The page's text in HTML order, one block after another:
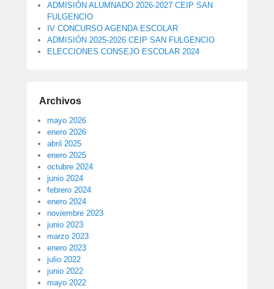
ADMISIÓN ALUMNADO 2026-2027 CEIP SAN
FULGENCIO
IV CONCURSO AGENDA ESCOLAR
ADMISIÓN 2025-2026 CEIP SAN FULGENCIO
ELECCIONES CONSEJO ESCOLAR 2024
Archivos
mayo 2026
enero 2026
abril 2025
enero 2025
octubre 2024
junio 2024
febrero 2024
enero 2024
noviembre 2023
junio 2023
marzo 2023
enero 2023
julio 2022
junio 2022
mayo 2022